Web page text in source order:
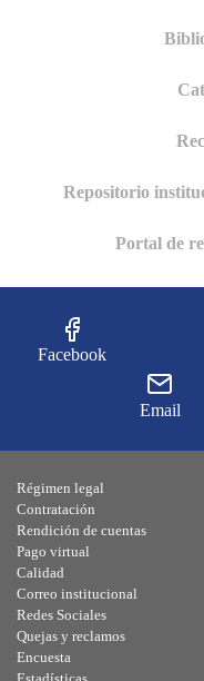
Repositorio
Portal de
Facebook
Email
Régimen legal
Contratación
Rendición de cuentas
Pago virtual
Calidad
Correo institucional
Redes Sociales
Quejas y reclamos
Encuesta